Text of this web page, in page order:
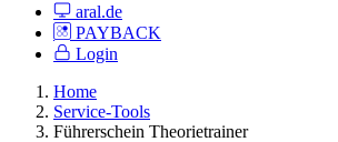
aral.de
PAYBACK
Login
Home
Service-Tools
Führerschein Theorietrainer